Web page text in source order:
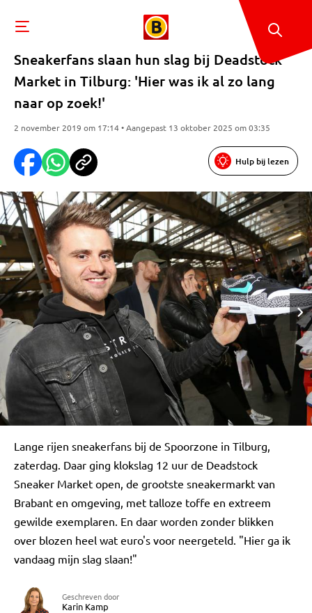
Sneakerfans slaan hun slag bij Deadstock
Market in Tilburg: 'Hier was ik al zo lang
naar op zoek!'
2 november 2019 om 17:14 • Aangepast 13 oktober 2025 om 03:35
Hulp bij lezen
Lange rijen sneakerfans bij de Spoorzone in Tilburg,
zaterdag. Daar ging klokslag 12 uur de Deadstock
Sneaker Market open, de grootste sneakermarkt van
Brabant en omgeving, met talloze toffe en extreem
gewilde exemplaren. En daar worden zonder blikken
over blozen heel wat euro's voor neergeteld. "Hier ga ik
vandaag mijn slag slaan!"
Geschreven door
Karin Kamp